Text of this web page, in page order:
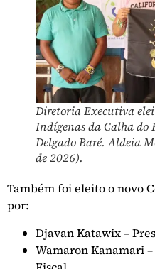
Diretoria Executiva
Indígenas da Calha do
Delgado Baré. Aldeia
de 2026).
Também foi eleito o novo
por:
Djavan Katawix –
Wamaron Kanamari